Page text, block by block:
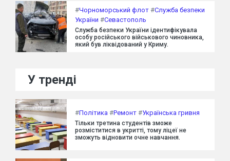
#Чорноморський флот #Служба безпеки
України #Севастополь
Служба безпеки України ідентифікувала
особу російського військового чиновника,
який був ліквідований у Криму.
У тренді
#Політика #Ремонт #Українська гривня
Тільки третина студентів зможе
розміститися в укритті, тому ліцеї не
зможуть відновити очне навчання.